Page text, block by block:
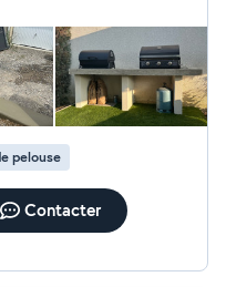
pelouse
Contacter